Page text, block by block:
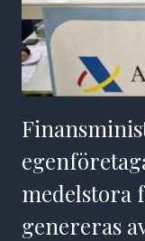
medelstora
genereras